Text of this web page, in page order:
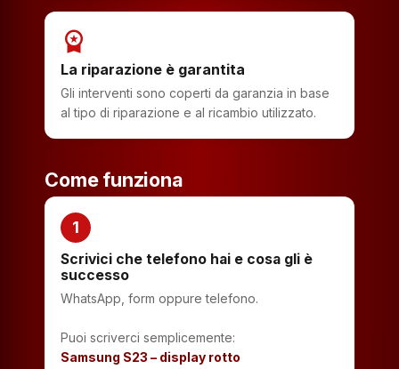
workspace_premium
La riparazione è garantita
Gli interventi sono coperti da garanzia in base
al tipo di riparazione e al ricambio utilizzato.
Come funziona
1
Scrivici che telefono hai e cosa gli è
successo
WhatsApp, form oppure telefono.
Puoi scriverci semplicemente:
Samsung S23 – display rotto